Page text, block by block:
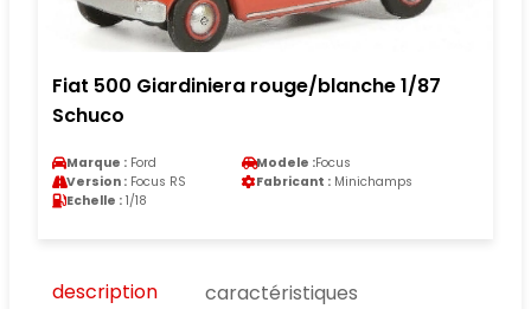
Fiat 500 Giardiniera rouge/blanche 1/87
Schuco
Marque : Ford Modele :Focus
Version : Focus RS Fabricant : Minichamps
Echelle : 1/18
description
caractéristiques